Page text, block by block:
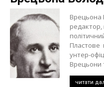
Врецьона
редактор,
Пластове
унтер-
Врецьони
читати